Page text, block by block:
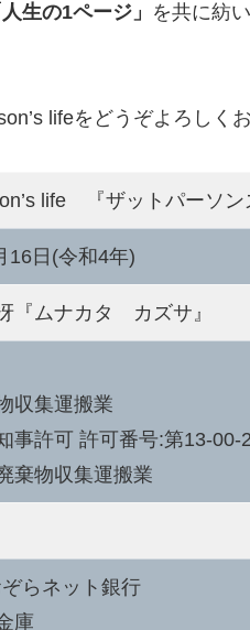
人生の1ページ」 を共に紡
lifeをどうぞよろしく
life 『ザットパーソン
16日(令和4年)
『ムナカタ カズサ』
収集運搬業
事許可 許可番号:第13-00-
棄物収集運搬業
らネット銀行
庫